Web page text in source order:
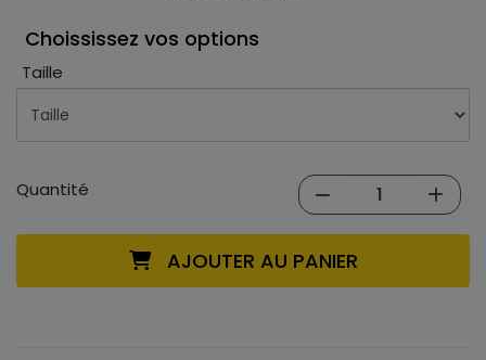
Choississez vos options
Taille
Quantité
AJOUTER AU PANIER